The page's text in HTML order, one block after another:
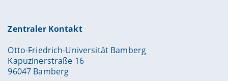
Zentraler Kontakt
Otto-Friedrich-Universität Bamberg
Kapuzinerstraße 16
96047 Bamberg